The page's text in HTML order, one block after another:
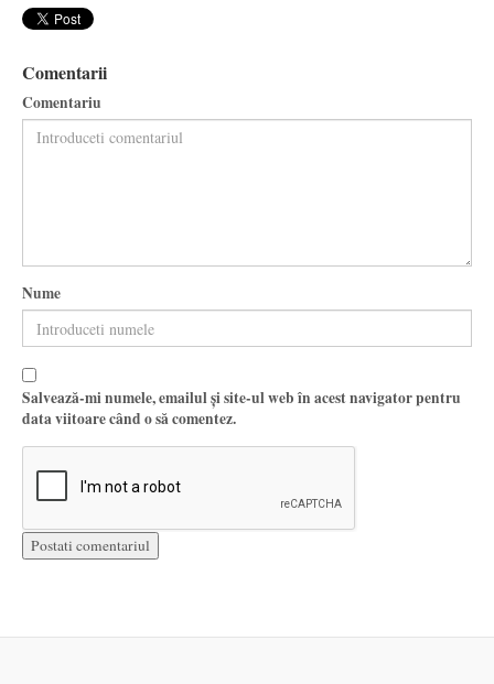
Comentarii
Comentariu
Nume
Salvează-mi numele, emailul și site-ul web în acest navigator pentru
data viitoare când o să comentez.